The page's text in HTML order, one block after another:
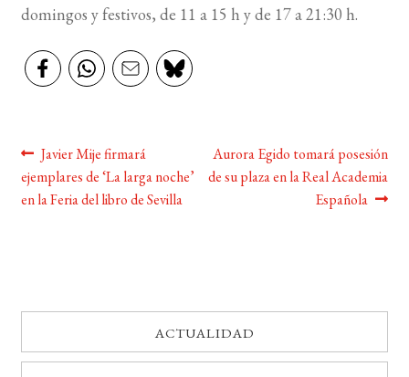
BUSCAR
domingos y festivos, de 11 a 15 h y de 17 a 21:30 h.
Navegación
de
Anterior:
Javier Mije firmará
ejemplares de ‘La larga noche’
en la Feria del libro de Sevilla
Siguiente:
Aurora Egido tomará posesión
de su plaza en la Real Academia
Española
ACTUALIDAD